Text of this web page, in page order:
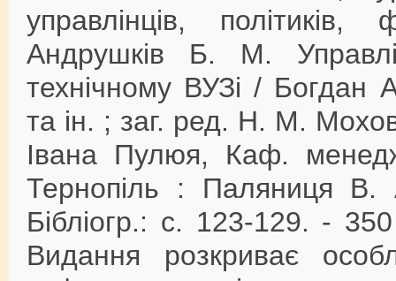
управлінців, політиків,
Андрушків Б. М.
технічному ВУЗі / Богдан
та ін. ; заг. ред. Н. М.
Івана Пулюя, Каф.
Тернопіль : Паляниця
Бібліогр.: с. 123-129. -
Видання розкриває